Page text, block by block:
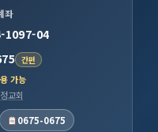
좌
1097-04
간편
가능
교회
0675-0675